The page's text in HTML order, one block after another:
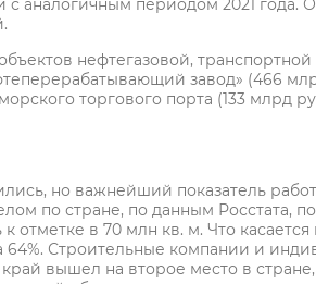
с аналогичным периодом 2021
нефтегазовой,
завод» (466
торгового порта (133 млрд
но важнейший показатель
по стране, по данным Росстата,
в 70 млн кв. м. Что
Строительные компании и
вышел на второе место в